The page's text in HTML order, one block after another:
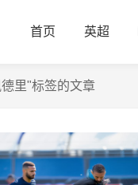
首页 英超
里"标签的文章